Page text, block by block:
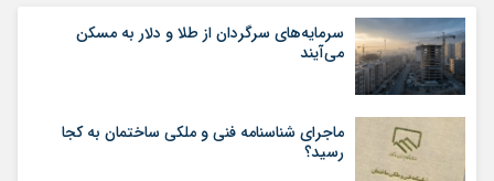
سرمایه‌های سرگردان از طلا و دلار به مسکن
می‌آیند
ماجرای شناسنامه‌ فنی و ملکی ساختمان به کجا
رسید؟